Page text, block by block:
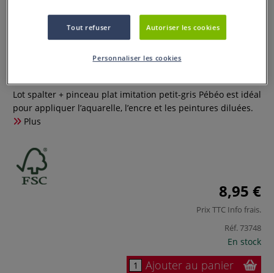
Lot spalter + pinceau plat
imitation petit-gris Pébéo
Lot spalter + pinceau plat imitation petit-gris Pébéo est idéal
pour appliquer l’aquarelle, l’encre et les peintures diluées.
Plus
8,95 €
Prix TTC Info frais.
Réf.73748
En stock
Ajouter au panier
Tout refuser Autoriser les cookies
Personnaliser les cookies